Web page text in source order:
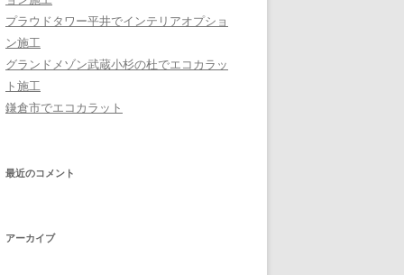
プラウドタワー平井でインテリアオプショ
ン施工
グランドメゾン武蔵小杉の杜でエコカラッ
ト施工
鎌倉市でエコカラット
最近のコメント
アーカイブ